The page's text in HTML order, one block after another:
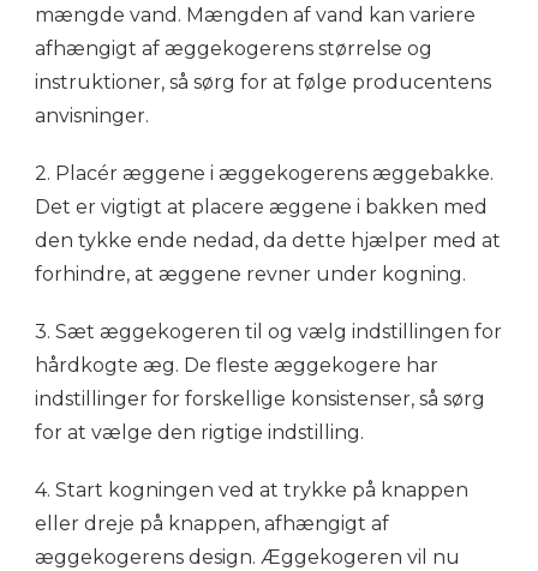
mængde vand. Mængden af vand kan variere
afhængigt af æggekogerens størrelse og
instruktioner, så sørg for at følge producentens
anvisninger.
2. Placér æggene i æggekogerens æggebakke.
Det er vigtigt at placere æggene i bakken med
den tykke ende nedad, da dette hjælper med at
forhindre, at æggene revner under kogning.
3. Sæt æggekogeren til og vælg indstillingen for
hårdkogte æg. De fleste æggekogere har
indstillinger for forskellige konsistenser, så sørg
for at vælge den rigtige indstilling.
4. Start kogningen ved at trykke på knappen
eller dreje på knappen, afhængigt af
æggekogerens design. Æggekogeren vil nu